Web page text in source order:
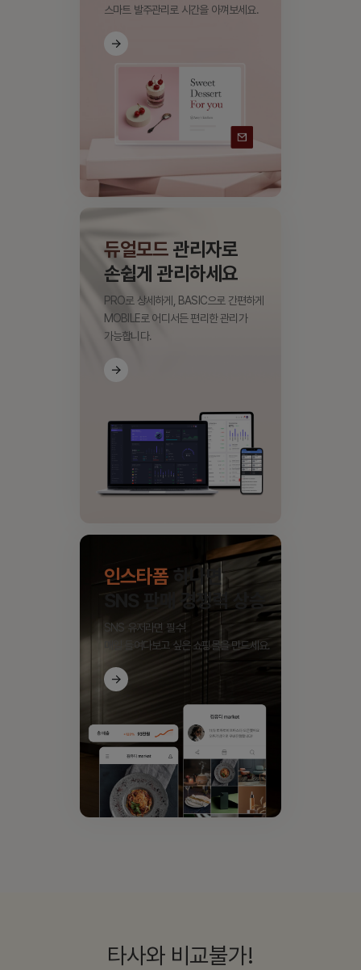
스마트 발주관리로 시간을 아껴보세요.
듀얼모드 관리자로
손쉽게 관리하세요
PRO로 상세하게, BASIC으로 간편하게
MOBILE로 어디서든 편리한 관리가
가능합니다.
인스타폼 하나면
SNS 판매 경쟁력 상승
SNS 유저라면 필수!
매일 들여다보고 싶은 쇼핑몰을 만드세요.
타사와 비교불가!